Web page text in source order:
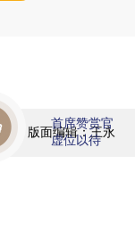
版面编辑：王永
首席赞赏官
虚位以待